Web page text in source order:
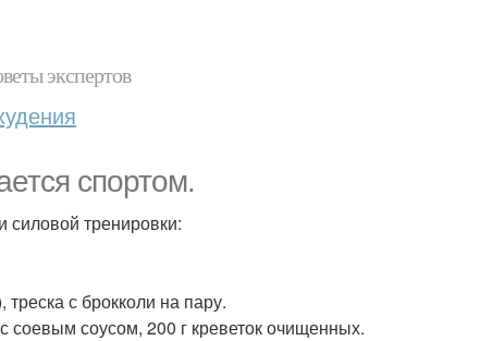
экспертов
спортом.
тренировки:
с брокколи на пару.
соевым соусом, 200 г креветок очищенных.